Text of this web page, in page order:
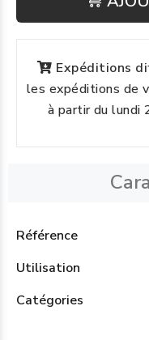
Expéditions
les expéditions de
à partir du lundi
Référence
Utilisation
Catégories